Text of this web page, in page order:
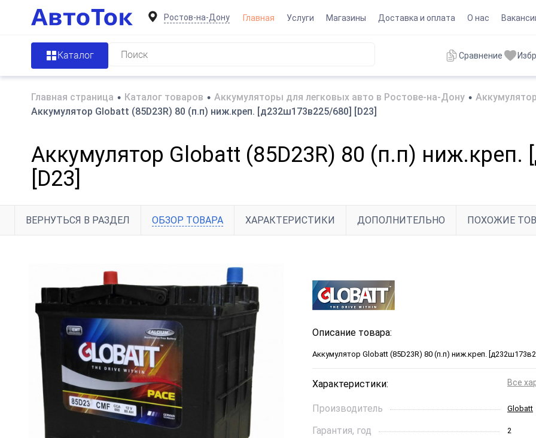
Ростов-на-Дону Главная Услуги Магазины Доставка и оплата О нас
Каталог Сравнение
Главная страница • Каталог товаров • Аккумуляторы для легковых авто в Ростове-на-Дону •
Аккумулятор Globatt (85D23R) 80 (п.п) ниж.креп. [д232ш173в225/680] [D23]
Аккумулятор Globatt (85D23R) 80 (п.п) ниж.креп.
[D23]
ВЕРНУТЬСЯ В РАЗДЕЛ ОБЗОР ТОВАРА ХАРАКТЕРИСТИКИ ДОПОЛНИТЕЛЬНО ПОХОЖИЕ
Описание товара:
Аккумулятор Globatt (85D23R) 80 (п.п) ниж.креп.
Характеристики: Все
Производитель Globatt
Гарантия, год 2